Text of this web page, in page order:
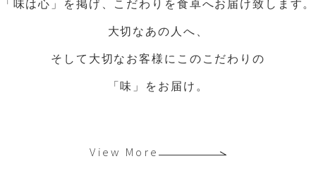
「味は心」を掲げ、こだわりを食卓へお届け致します。
大切なあの人へ、
そして大切なお客様にこのこだわりの
「味」をお届け。
View More